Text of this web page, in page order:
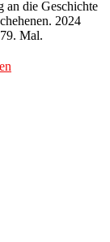
an die Geschichte
2024
Mal.